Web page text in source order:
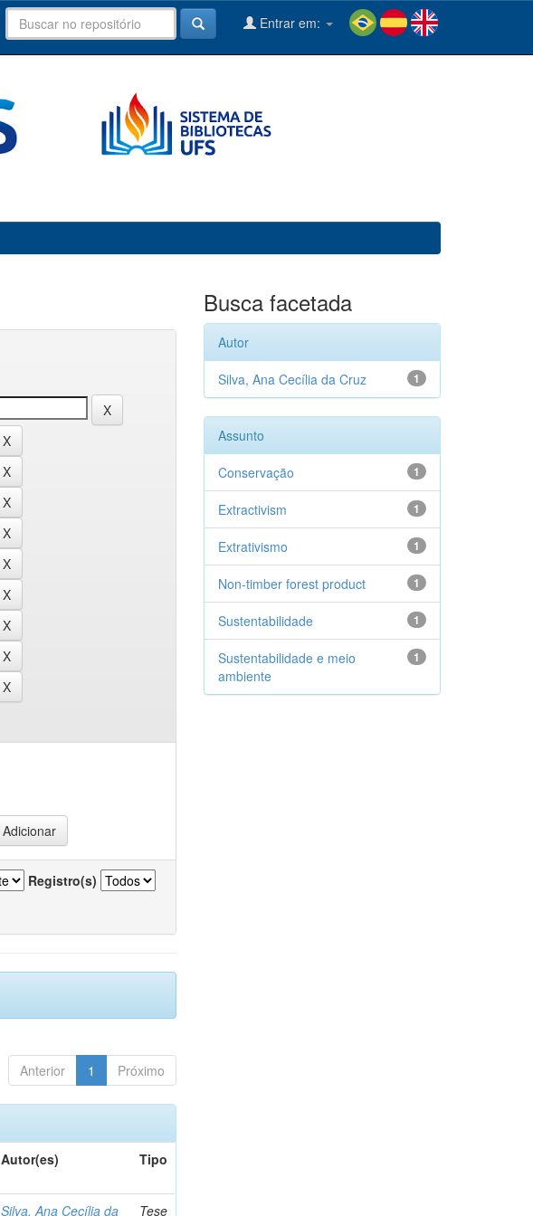
Entrar em:
Registro(s)
Anterior 1 Próximo
Autor(es) Tipo
Silva, Ana Cecília da Tese
Busca facetada
Autor
1
Silva, Ana Cecília da Cruz
Assunto
1
Conservação
1
Extractivism
1
Extrativismo
1
Non-timber forest product
1
Sustentabilidade
1
Sustentabilidade e meio
ambiente